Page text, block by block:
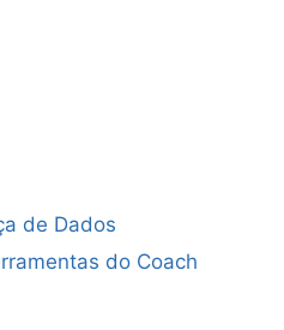
de Dados
do Coach